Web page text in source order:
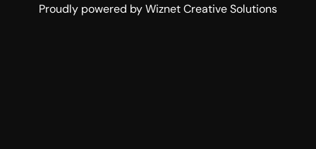
Proudly powered by Wiznet Creative Solutions